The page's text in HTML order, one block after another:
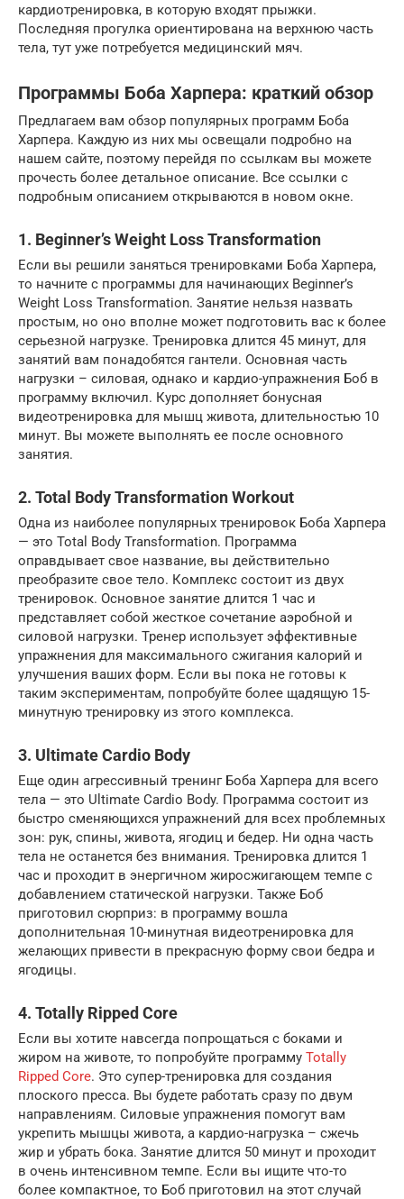
кардиотренировка, в которую входят прыжки.
Последняя прогулка ориентирована на верхнюю часть
тела, тут уже потребуется медицинский мяч.
Программы Боба Харпера: краткий обзор
Предлагаем вам обзор популярных программ Боба
Харпера. Каждую из них мы освещали подробно на
нашем сайте, поэтому перейдя по ссылкам вы можете
прочесть более детальное описание. Все ссылки с
подробным описанием открываются в новом окне.
1. Beginner’s Weight Loss Transformation
Если вы решили заняться тренировками Боба Харпера,
то начните с программы для начинающих Beginner’s
Weight Loss Transformation. Занятие нельзя назвать
простым, но оно вполне может подготовить вас к более
серьезной нагрузке. Тренировка длится 45 минут, для
занятий вам понадобятся гантели. Основная часть
нагрузки – силовая, однако и кардио-упражнения Боб в
программу включил. Курс дополняет бонусная
видеотренировка для мышц живота, длительностью 10
минут. Вы можете выполнять ее после основного
занятия.
2. Total Body Transformation Workout
Одна из наиболее популярных тренировок Боба Харпера
— это Total Body Transformation. Программа
оправдывает свое название, вы действительно
преобразите свое тело. Комплекс состоит из двух
тренировок. Основное занятие длится 1 час и
представляет собой жесткое сочетание аэробной и
силовой нагрузки. Тренер использует эффективные
упражнения для максимального сжигания калорий и
улучшения ваших форм. Если вы пока не готовы к
таким экспериментам, попробуйте более щадящую 15-
минутную тренировку из этого комплекса.
3. Ultimate Cardio Body
Еще один агрессивный тренинг Боба Харпера для всего
тела — это Ultimate Cardio Body. Программа состоит из
быстро сменяющихся упражнений для всех проблемных
зон: рук, спины, живота, ягодиц и бедер. Ни одна часть
тела не останется без внимания. Тренировка длится 1
час и проходит в энергичном жиросжигающем темпе с
добавлением статической нагрузки. Также Боб
приготовил сюрприз: в программу вошла
дополнительная 10-минутная видеотренировка для
желающих привести в прекрасную форму свои бедра и
ягодицы.
4. Totally Ripped Core
Если вы хотите навсегда попрощаться с боками и
жиром на животе, то попробуйте программу Totally
Ripped Core. Это супер-тренировка для создания
плоского пресса. Вы будете работать сразу по двум
направлениям. Силовые упражнения помогут вам
укрепить мышцы живота, а кардио-нагрузка – сжечь
жир и убрать бока. Занятие длится 50 минут и проходит
в очень интенсивном темпе. Если вы ищите что-то
более компактное, то Боб приготовил на этот случай